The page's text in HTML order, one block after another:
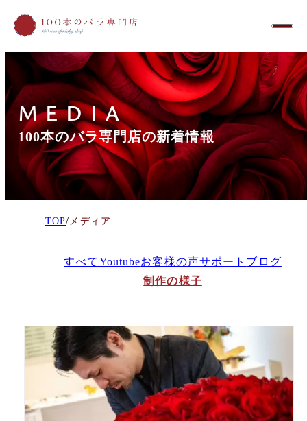
MEDIA
100本のバラ専門店の新着情報
TOP/メディア
すべて Youtubeお客様の声サポート ブログ
制作の様子